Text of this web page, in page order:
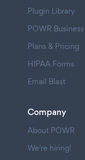
Plugin Library
POWR Business
Plans & Pricing
HIPAA Forms
Email Blast
Company
About POWR
We're hiring!